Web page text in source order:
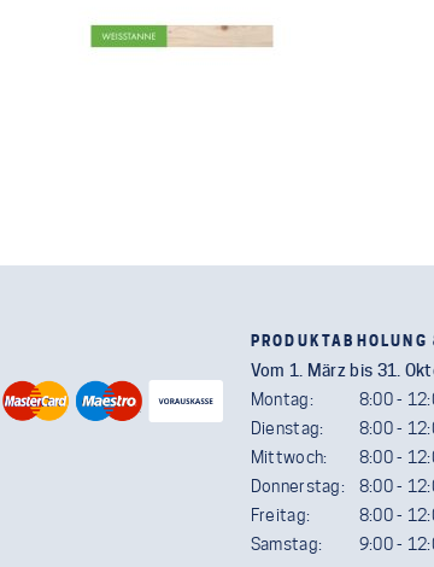
Vom 1. März bis 31.
Montag:
8:00 -
Dienstag:
8:00 -
Mittwoch:
8:00 -
Donnerstag:
8:00 -
Freitag:
8:00 -
Samstag:
9:00 -